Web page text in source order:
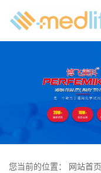
您当前的位置： 网站首页